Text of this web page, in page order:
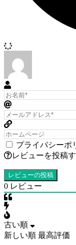
プライバシーポ
レビューを投稿
0 レビュー
古い順
新しい順 最高評価